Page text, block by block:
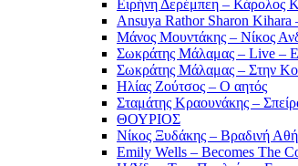
Ειρήνη Δερέμπεη – Κάρολος
Ansuya Rathor Sharon Kihara
Μάνος Μουντάκης – Νίκος
Σωκράτης Μάλαμας – Live –
Σωκράτης Μάλαμας – Στην
Ηλίας Ζούτσος – Ο αητός
Σταμάτης Κραουνάκης –
ΘΟΥΡΙΟΣ
Νίκος Ξυδάκης – Βραδινή
Emily Wells – Becomes The